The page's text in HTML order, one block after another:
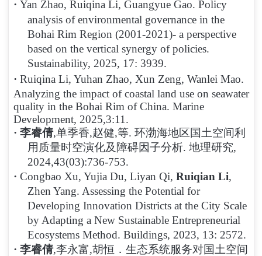
·Yan Zhao, Ruiqina Li, Guangyue Gao. Policy
analysis of environmental governance in the
Bohai Rim Region (2001-2021)- a perspective
based on the vertical synergy of policies.
Sustainability, 2025, 17: 3939.
·Ruiqina Li, Yuhan Zhao, Xun Zeng, Wanlei Mao.
Analyzing the impact of coastal land use on seawater
quality in the Bohai Rim of China. Marine
Development, 2025,3:11.
·李睿倩,单季香,赵健,等. 环渤海地区国土空间利
用质量时空演化及障碍因子分析. 地理研究,
2024,43(03):736-753.
·Congbao Xu, Yujia Du, Liyan Qi,Ruiqian Li,
Zhen Yang. Assessing the Potential for
Developing Innovation Districts at the City Scale
by Adapting a New Sustainable Entrepreneurial
Ecosystems Method. Buildings, 2023, 13: 2572.
·李睿倩,李永富,胡恒．生态系统服务对国土空间